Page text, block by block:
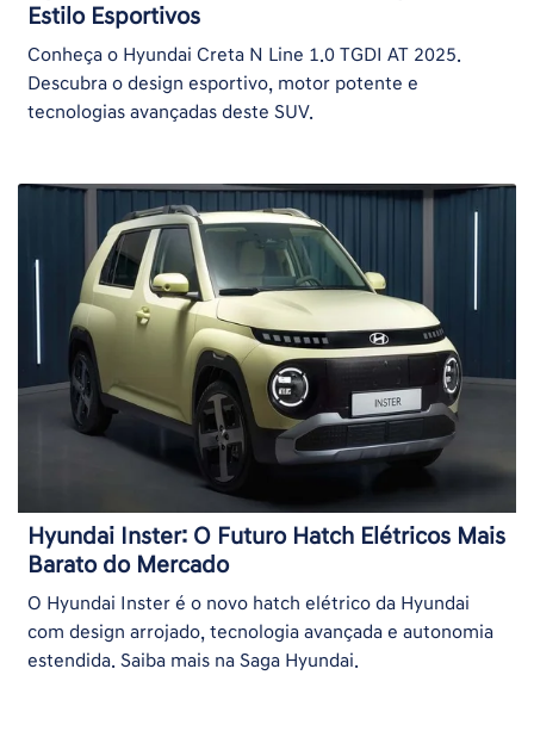
Estilo Esportivos
Conheça o Hyundai Creta N Line 1.0 TGDI AT 2025.
Descubra o design esportivo, motor potente e
tecnologias avançadas deste SUV.
Hyundai Inster: O Futuro Hatch Elétricos Mais
Barato do Mercado
O Hyundai Inster é o novo hatch elétrico da Hyundai
com design arrojado, tecnologia avançada e autonomia
estendida. Saiba mais na Saga Hyundai.